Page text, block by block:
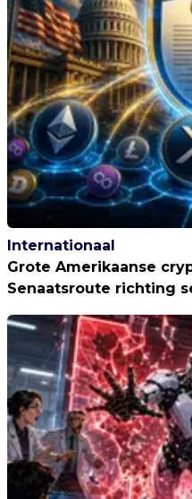
Internationaal
Grote Amerikaanse
Senaatsroute richting